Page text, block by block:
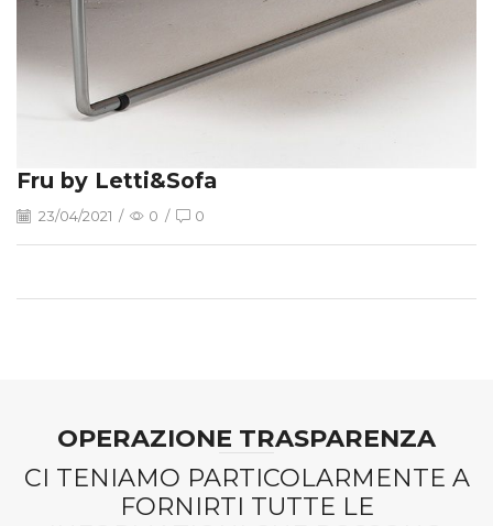
Fru by Letti&Sofa
23/04/2021 / 0 / 0
OPERAZIONE TRASPARENZA
CI TENIAMO PARTICOLARMENTE A
FORNIRTI TUTTE LE